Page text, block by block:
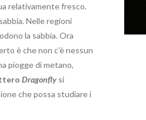
relativamente fresco.
Nelle regioni
la sabbia. Ora
è che non c’è nessun
piogge di metano,
Dragonfly si
che possa studiare i